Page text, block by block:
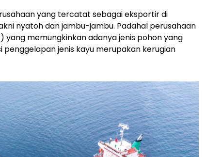
yang tercatat sebagai eksportir di
nyatoh dan jambu-jambu. Padahal perusahaan
) yang memungkinkan adanya jenis pohon yang
jenis kayu merupakan kerugian